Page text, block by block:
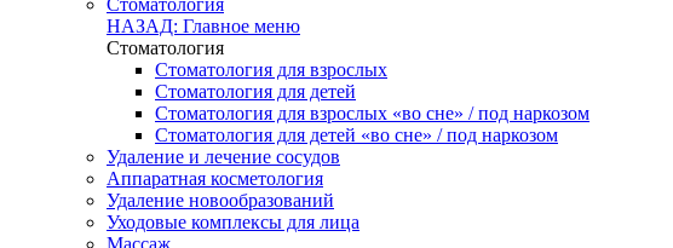
Стоматология
НАЗАД: Главное меню
Стоматология
Стоматология для взрослых
Стоматология для детей
Стоматология для взрослых «во сне» / под наркозом
Стоматология для детей «во сне» / под наркозом
Удаление и лечение сосудов
Аппаратная косметология
Удаление новообразований
Уходовые комплексы для лица
Массаж